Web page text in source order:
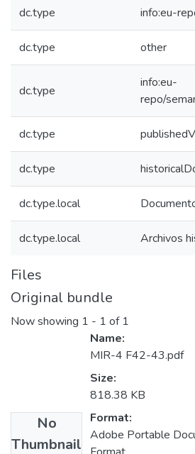
dc.type info:eu-
dc.type other
dc.type
info:eu-
repo/
dc.type
dc.type
dc.type.local
dc.type.local Archivos
Files
Original bundle
Now showing 1 - 1 of 1
No
Thumbnail
Name:
MIR-4 F42-43.pdf
Size:
818.38 KB
Format:
Adobe Portable